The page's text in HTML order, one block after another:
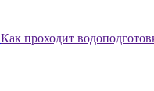
Как проходит